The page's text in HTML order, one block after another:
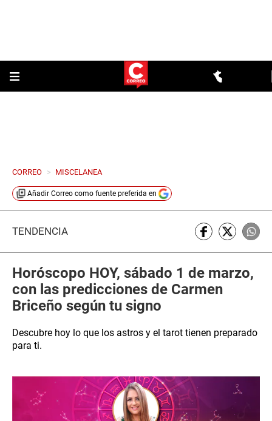
CORREO > MISCELANEA
Añadir Correo como fuente preferida en
TENDENCIA
Horóscopo HOY, sábado 1 de marzo,
con las predicciones de Carmen
Briceño según tu signo
Descubre hoy lo que los astros y el tarot tienen preparado
para ti.